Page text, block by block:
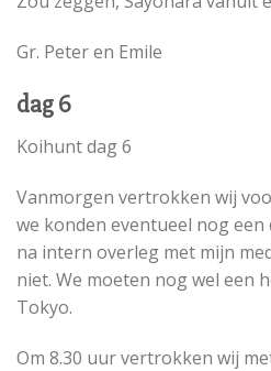
Gr. Peter en Emile
dag 6
Koihunt dag 6
Vanmorgen vertrokken wij
we konden eventueel nog
na intern overleg met mijn
niet. We moeten nog wel een
Tokyo.
Om 8.30 uur vertrokken wij